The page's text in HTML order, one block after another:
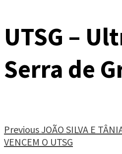
UTSG –
Serra de
Continue
Reading
PreviousJOÃO SILVA E
VENCEM O UTSG